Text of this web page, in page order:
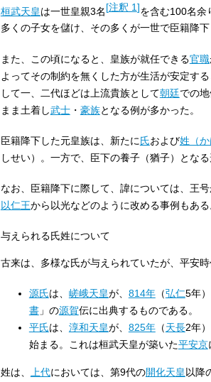
桓武天皇は一世皇親3名[注釈 1]を含む100名余
多くの子女を儲け、その多くが一世で臣籍降下
また、この頃になると、皇族が就任できる官職
よってその制約を無くした方が生活が安定す
して一、二代ほどは上流貴族として朝廷での
まま土着し武士・ 豪族となる例が多かった。
臣籍降下した元皇族は、新たに氏および姓（か
しせい）。一方で、臣下の養子（猶子）とな
なお、臣籍降下に際して、諱については、王
以仁王から以光などのように改める事例もある
与えられる氏姓について
古来は、多様な氏が与えられていたが、平安時
源氏は、 嵯峨天皇が、 814年（弘仁5年
書」の源賀伝に出典するものである。
平氏は、 淳和天皇が、 825年（天長2年
始まる。これは桓武天皇が築いた平安京
姓は、 上代においては、第9代の開化天皇以降